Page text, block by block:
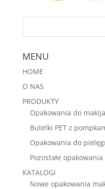
MENU
HOME
O NAS
PRODUKTY
Opakowania do
Butelki PET z
Opakowania do
Pozostałe opakowania
KATALOGI
Nowe opakowania